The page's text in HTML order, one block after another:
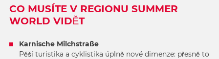
CO MUSÍTE V REGIONU SUMMER
WORLD VIDĚT
Karnische Milchstraße
Pěší turistika a cyklistika úplně nové dimenze: přesně to